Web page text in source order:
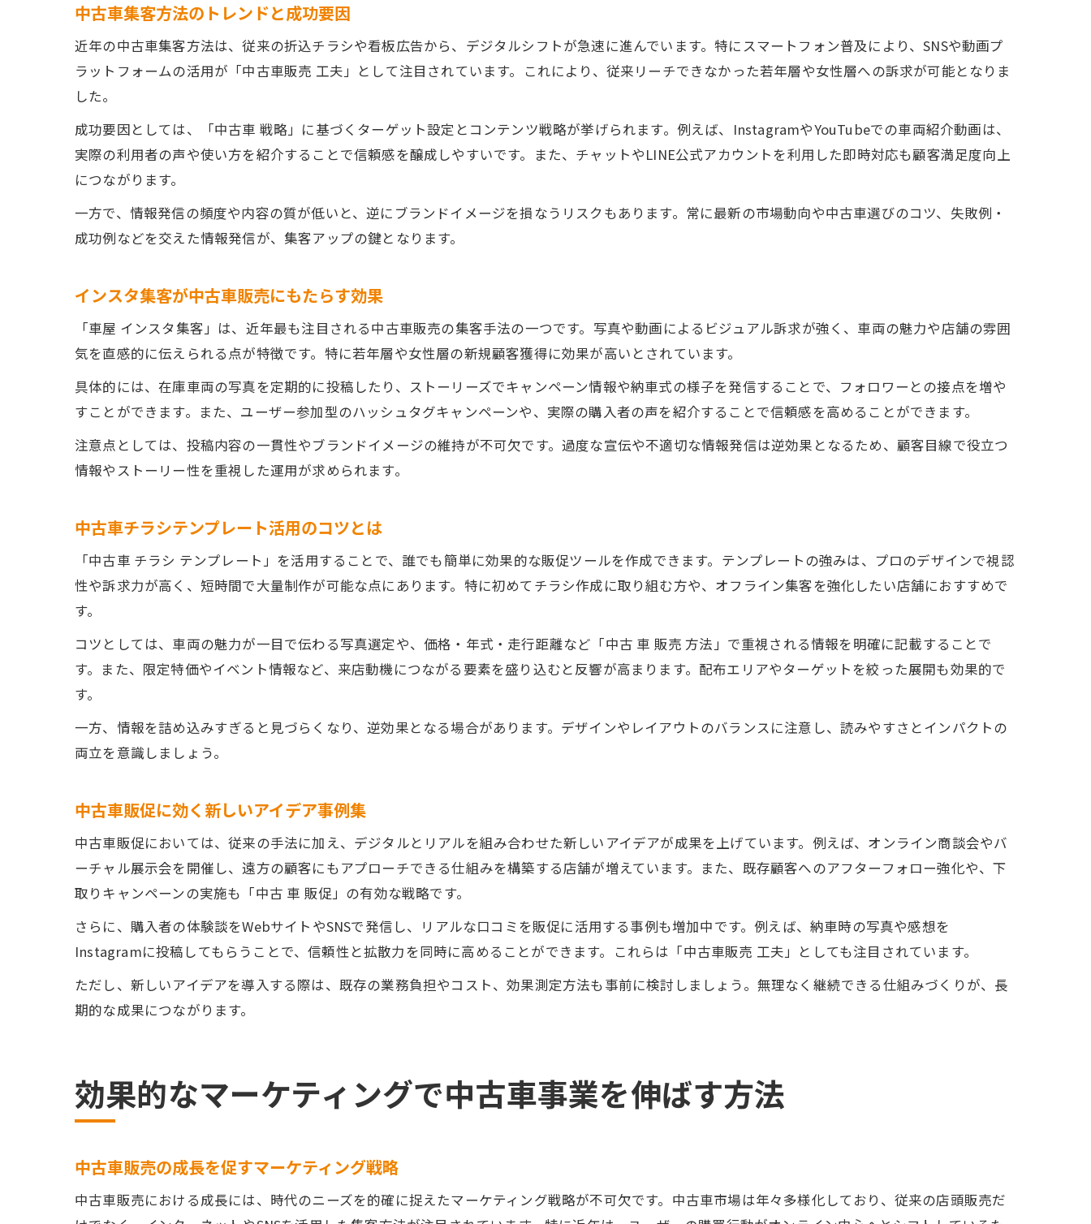
中古車チラシテンプレートの効果的な活用
インスタ集客で中古車販売を強化する方法
中古車販促アイデアで差別化を図るポイント
利益率向上へ導く中古車販売の工夫と手法
中古車事業の収益力強化に効く販促手法
中古車販売方法の見直しと利益改善策
これからの中古車経営に役立つ戦略的アプローチ
中古車戦略で今後の経営課題を乗り越える方法
中古車経営に必要な集客と販促の考え方
中古車販売方法を進化させる戦略的発想
中古車販売工夫がもたらす経営改善のヒント
中古車集客方法のトレンドと成功要因
近年の中古車集客方法は、従来の折込チラシや看板広告から、デジタルシフトが急速に進んでいます。特にスマートフォン普及により、SNSや動画プ
ラットフォームの活用が「中古車販売 工夫」として注目されています。これにより、従来リーチできなかった若年層や女性層への訴求が可能となりま
した。
成功要因としては、「中古車 戦略」に基づくターゲット設定とコンテンツ戦略が挙げられます。例えば、InstagramやYouTubeでの車両紹介動画は、
実際の利用者の声や使い方を紹介することで信頼感を醸成しやすいです。また、チャットやLINE公式アカウントを利用した即時対応も顧客満足度向上
につながります。
一方で、情報発信の頻度や内容の質が低いと、逆にブランドイメージを損なうリスクもあります。常に最新の市場動向や中古車選びのコツ、失敗例・
成功例などを交えた情報発信が、集客アップの鍵となります。
インスタ集客が中古車販売にもたらす効果
「車屋 インスタ集客」は、近年最も注目される中古車販売の集客手法の一つです。写真や動画によるビジュアル訴求が強く、車両の魅力や店舗の雰囲
気を直感的に伝えられる点が特徴です。特に若年層や女性層の新規顧客獲得に効果が高いとされています。
具体的には、在庫車両の写真を定期的に投稿したり、ストーリーズでキャンペーン情報や納車式の様子を発信することで、フォロワーとの接点を増や
すことができます。また、ユーザー参加型のハッシュタグキャンペーンや、実際の購入者の声を紹介することで信頼感を高めることができます。
注意点としては、投稿内容の一貫性やブランドイメージの維持が不可欠です。過度な宣伝や不適切な情報発信は逆効果となるため、顧客目線で役立つ
情報やストーリー性を重視した運用が求められます。
中古車チラシテンプレート活用のコツとは
「中古車 チラシ テンプレート」を活用することで、誰でも簡単に効果的な販促ツールを作成できます。テンプレートの強みは、プロのデザインで視認
性や訴求力が高く、短時間で大量制作が可能な点にあります。特に初めてチラシ作成に取り組む方や、オフライン集客を強化したい店舗におすすめで
す。
コツとしては、車両の魅力が一目で伝わる写真選定や、価格・年式・走行距離など「中古 車 販売 方法」で重視される情報を明確に記載することで
す。また、限定特価やイベント情報など、来店動機につながる要素を盛り込むと反響が高まります。配布エリアやターゲットを絞った展開も効果的で
す。
一方、情報を詰め込みすぎると見づらくなり、逆効果となる場合があります。デザインやレイアウトのバランスに注意し、読みやすさとインパクトの
両立を意識しましょう。
中古車販促に効く新しいアイデア事例集
中古車販促においては、従来の手法に加え、デジタルとリアルを組み合わせた新しいアイデアが成果を上げています。例えば、オンライン商談会やバ
ーチャル展示会を開催し、遠方の顧客にもアプローチできる仕組みを構築する店舗が増えています。また、既存顧客へのアフターフォロー強化や、下
取りキャンペーンの実施も「中古 車 販促」の有効な戦略です。
さらに、購入者の体験談をWebサイトやSNSで発信し、リアルな口コミを販促に活用する事例も増加中です。例えば、納車時の写真や感想を
Instagramに投稿してもらうことで、信頼性と拡散力を同時に高めることができます。これらは「中古車販売 工夫」としても注目されています。
ただし、新しいアイデアを導入する際は、既存の業務負担やコスト、効果測定方法も事前に検討しましょう。無理なく継続できる仕組みづくりが、長
期的な成果につながります。
効果的なマーケティングで中古車事業を伸ばす方法
中古車販売の成長を促すマーケティング戦略
中古車販売における成長には、時代のニーズを的確に捉えたマーケティング戦略が不可欠です。中古車市場は年々多様化しており、従来の店頭販売だ